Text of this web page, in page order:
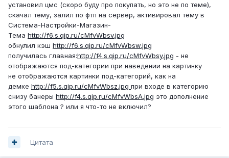
установил цмс (скоро буду про покупать, но это не по теме),
скачал тему, залил по фтп на сервер, активировал тему в
Система-Настройки-Магазин-
Тема http://f6.s.qip.ru/cMfvWbsv.jpg
обнулил кэш http://f6.s.qip.ru/cMfvWbsw.jpg
получилась главная:http://f4.s.qip.ru/cMfvWbsy.jpg - не
отображаются под-категории при наведении на картинку
не отображаются картинки под-категорий, как на
демке http://f5.s.qip.ru/cMfvWbsz.jpg при входе в категорию
снизу банеры http://f4.s.qip.ru/cMfvWbsA.jpg это дополнение
этого шаблона ? или я что-то не включил?
Цитата